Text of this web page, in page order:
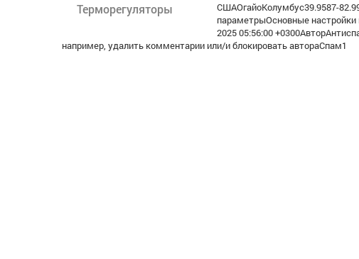
Терморегуляторы
СШАОгайоКолумбус39.9587-
параметрыОсновные
2025 05:56:00
например, удалить комментарии или/и блокировать автораСпам1